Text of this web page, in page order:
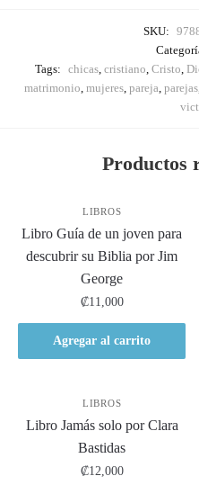
SKU:
Tags: chicas, cristiano, Cristo,
matrimonio, mujeres, pareja, parejas
Productos
LIBROS
Libro Guía de un joven para
descubrir su Biblia por Jim
George
₡11,000
Agregar al carrito
LIBROS
Libro Jamás solo por Clara
Bastidas
₡12,000